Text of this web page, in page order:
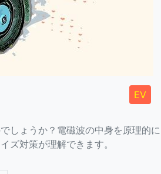
EV
しょうか？電磁波の中身を原理的に
ズ対策が理解できます。